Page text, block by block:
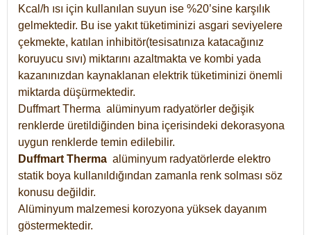
Kcal/h ısı için kullanılan suyun ise %20’sine karşılık
gelmektedir. Bu ise yakıt tüketiminizi asgari seviyelere
çekmekte, katılan inhibitör(tesisatınıza katacağınız
koruyucu sıvı) miktarını azaltmakta ve kombi yada
kazanınızdan kaynaklanan elektrik tüketiminizi önemli
miktarda düşürmektedir.
Duffmart Therma alüminyum radyatörler değişik
renklerde üretildiğinden bina içerisindeki dekorasyona
uygun renklerde temin edilebilir.
Duffmart Therma alüminyum radyatörlerde elektro
statik boya kullanıldığından zamanla renk solması söz
konusu değildir.
Alüminyum malzemesi korozyona yüksek dayanım
göstermektedir.